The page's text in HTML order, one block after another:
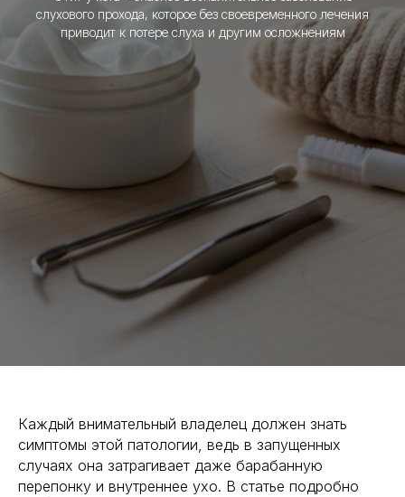
Купить трекер
слухового прохода, которое без своевременного лечения
приводит к потере слуха и другим осложнениям
Каждый внимательный владелец должен знать
симптомы этой патологии, ведь в запущенных
случаях она затрагивает даже барабанную
перепонку и внутреннее ухо. В статье подробно